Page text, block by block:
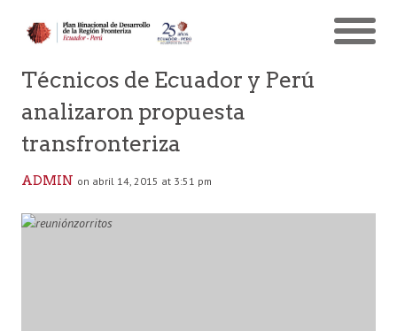
Técnicos de Ecuador y Perú
analizaron propuesta
transfronteriza
ADMIN on abril 14, 2015 at 3:51 pm